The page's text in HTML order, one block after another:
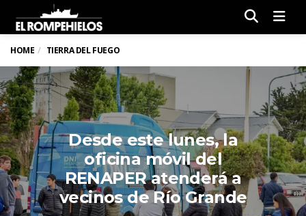
HOME TIERRA DEL FUEGO
Desde este lunes, la
oficina móvil del
RENAPER atenderá a
vecinos de Río Grande